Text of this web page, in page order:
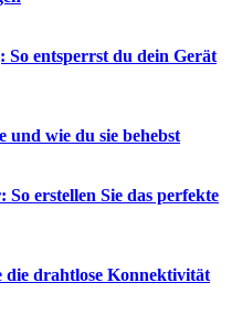
So entsperrst du dein Gerät
und wie du sie behebst
erstellen Sie das perfekte
drahtlose Konnektivität